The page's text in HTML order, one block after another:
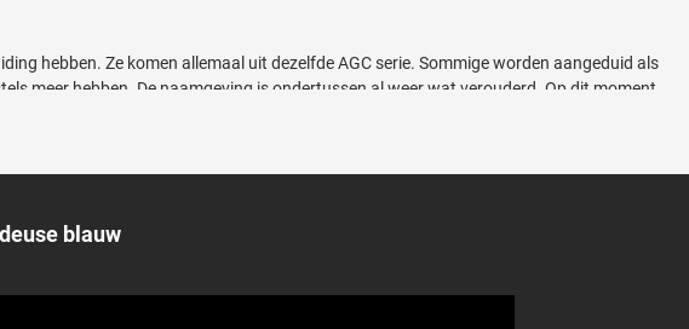
hebben. Ze komen allemaal uit dezelfde AGC serie. Sommige worden aangeduid als
meer hebben. De naamgeving is ondertussen al weer wat verouderd. Op dit moment
blauw